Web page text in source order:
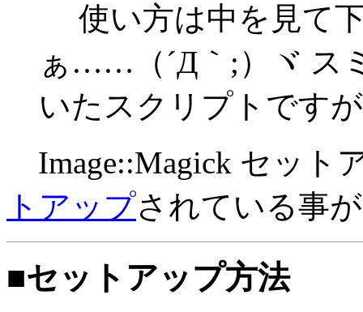
使い方は中を見て
ぁ……（´Д｀;）ヾ ス
いたスクリプトです
Image::Magick セット
トアップされている事
■セットアップ方法